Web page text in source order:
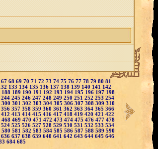
67 68 69 70 71 72 73 74 75 76 77 78 79 80 81
133 134 135 136 137 138 139 140 141
142
188 189 190 191 192 193 194 195 196 197 198
244 245 246 247 248 249 250 251 252 253 254
300 301 302 303 304 305 306 307 308 309 310
356 357 358 359 360 361 362 363 364 365 366
412 413 414 415 416 417 418 419 420 421 422
468 469 470 471 472 473 474 475 476 477 478
524 525 526 527 528 529 530 531 532 533 534
580 581 582 583 584 585 586 587 588 589 590
636 637 638 639 640 641 642 643 644 645 646
684 685